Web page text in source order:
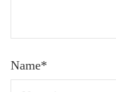
Name*